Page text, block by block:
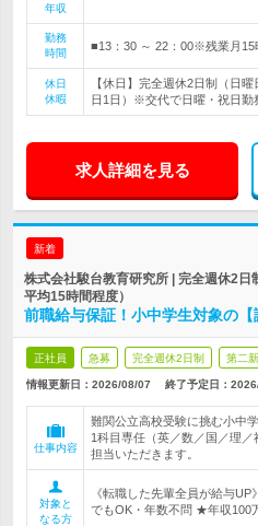
年収
勤務
時間
■13：30 ～ 22：00※残業月15
休日
休暇
【休日】完全週休2日制（日
日1日）※交代で日曜・祝日勤
求人詳細を見る
新着
株式会社駿台教育研究所 | 完全週休2
平均15時間程度）
前職給与保証！小中学生対象の
正社員 急募 完全週休2日制 第二
情報更新日：2026/08/07 終了予定日：
仕事内容
難関公立高校受験に挑む小中
1科目専任（英／数／国／理
担当いただきます。
対象と
なる方
《転職した先輩全員が給与
でもOK・年数不問 ★年収100